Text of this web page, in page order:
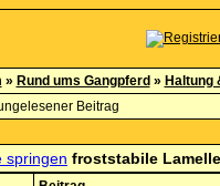
» Rund ums Gangpferd » Haltung
Beitrag
froststabile